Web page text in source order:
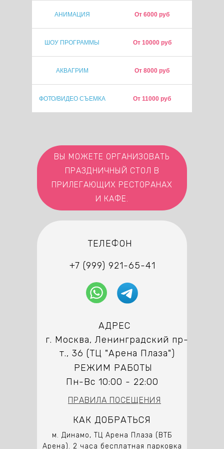
АНИМАЦИЯ От 6000 руб
ШОУ ПРОГРАММЫ От 10000 руб
АКВАГРИМ От 8000 руб
ФОТО/ВИДЕО СЪЕМКА От 11000 руб
ВЫ МОЖЕТЕ ОРГАНИЗОВАТЬ
ПРАЗДНИЧНЫЙ СТОЛ В
ПРИЛЕГАЮЩИХ РЕСТОРАНАХ
И КАФЕ.
ПРАВИЛА ПОСЕЩЕНИЯ
АДРЕС
г. Москва, Ленинградский пр-
т., 36 (ТЦ "Арена Плаза")
м. Динамо, ТЦ Арена Плаза (ВТБ
Арена). 2 часа бесплатная парковка
КАК ДОБРАТЬСЯ
РЕЖИМ РАБОТЫ
Пн-Вс 10:00 - 22:00
ТЕЛЕФОН
+7 (999) 921-65-41